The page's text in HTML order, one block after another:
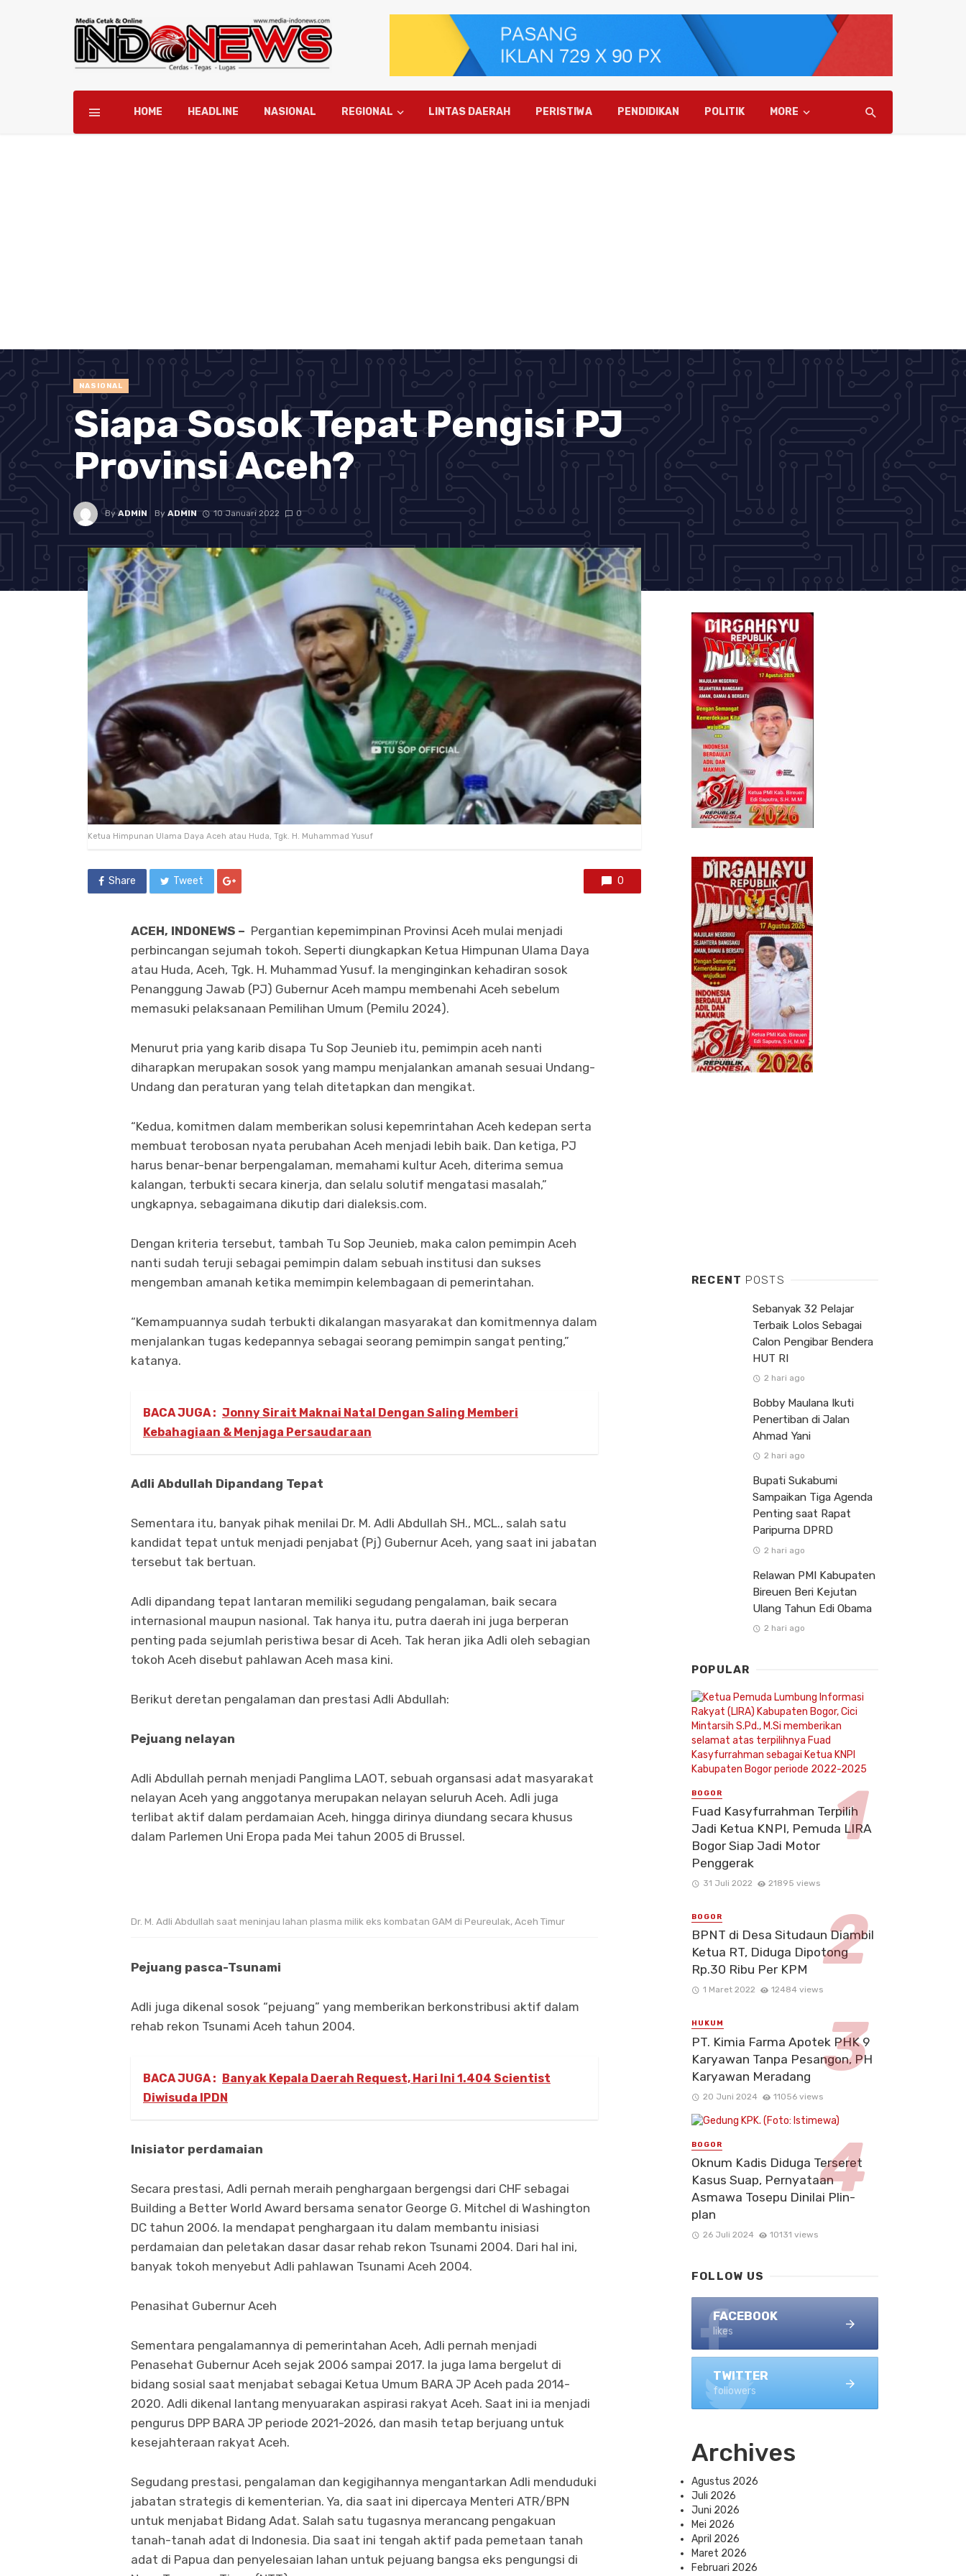
HOME HEADLINE NASIONAL REGIONAL LINTAS DAERAH PERISTIWA PENDIDIKAN POLITIK MORE
NASIONAL
Siapa Sosok Tepat Pengisi PJ
Provinsi Aceh?
ByADMIN ByADMIN 10 Januari 2022 0
Ketua Himpunan Ulama Daya Aceh atau Huda, Tgk. H. Muhammad Yusuf
Share Tweet 0
ACEH, INDONEWS – Pergantian kepemimpinan Provinsi Aceh mulai menjadi
perbincangan sejumah tokoh. Seperti diungkapkan Ketua Himpunan Ulama Daya
atau Huda, Aceh, Tgk. H. Muhammad Yusuf. Ia menginginkan kehadiran sosok
Penanggung Jawab (PJ) Gubernur Aceh mampu membenahi Aceh sebelum
memasuki pelaksanaan Pemilihan Umum (Pemilu 2024).
Menurut pria yang karib disapa Tu Sop Jeunieb itu, pemimpin aceh nanti
diharapkan merupakan sosok yang mampu menjalankan amanah sesuai Undang-
Undang dan peraturan yang telah ditetapkan dan mengikat.
“Kedua, komitmen dalam memberikan solusi kepemrintahan Aceh kedepan serta
membuat terobosan nyata perubahan Aceh menjadi lebih baik. Dan ketiga, PJ
harus benar-benar berpengalaman, memahami kultur Aceh, diterima semua
kalangan, terbukti secara kinerja, dan selalu solutif mengatasi masalah,”
ungkapnya, sebagaimana dikutip dari dialeksis.com.
Dengan kriteria tersebut, tambah Tu Sop Jeunieb, maka calon pemimpin Aceh
nanti sudah teruji sebagai pemimpin dalam sebuah institusi dan sukses
mengemban amanah ketika memimpin kelembagaan di pemerintahan.
“Kemampuannya sudah terbukti dikalangan masyarakat dan komitmennya dalam
menjalankan tugas kedepannya sebagai seorang pemimpin sangat penting,”
katanya.
BACA JUGA : Jonny Sirait Maknai Natal Dengan Saling Memberi
Kebahagiaan & Menjaga Persaudaraan
Adli Abdullah Dipandang Tepat
Sementara itu, banyak pihak menilai Dr. M. Adli Abdullah SH., MCL., salah satu
kandidat tepat untuk menjadi penjabat (Pj) Gubernur Aceh, yang saat ini jabatan
tersebut tak bertuan.
Adli dipandang tepat lantaran memiliki segudang pengalaman, baik secara
internasional maupun nasional. Tak hanya itu, putra daerah ini juga berperan
penting pada sejumlah peristiwa besar di Aceh. Tak heran jika Adli oleh sebagian
tokoh Aceh disebut pahlawan Aceh masa kini.
Berikut deretan pengalaman dan prestasi Adli Abdullah:
Pejuang nelayan
Adli Abdullah pernah menjadi Panglima LAOT, sebuah organsasi adat masyarakat
nelayan Aceh yang anggotanya merupakan nelayan seluruh Aceh. Adli juga
terlibat aktif dalam perdamaian Aceh, hingga dirinya diundang secara khusus
dalam Parlemen Uni Eropa pada Mei tahun 2005 di Brussel.
Dr. M. Adli Abdullah saat meninjau lahan plasma milik eks kombatan GAM di Peureulak, Aceh Timur
Pejuang pasca-Tsunami
Adli juga dikenal sosok “pejuang” yang memberikan berkonstribusi aktif dalam
rehab rekon Tsunami Aceh tahun 2004.
BACA JUGA :
Banyak Kepala Daerah Request, Hari Ini 1.404 Scientist
Diwisuda IPDN
Inisiator perdamaian
Secara prestasi, Adli pernah meraih penghargaan bergengsi dari CHF sebagai
Building a Better World Award bersama senator George G. Mitchel di Washington
DC tahun 2006. Ia mendapat penghargaan itu dalam membantu inisiasi
perdamaian dan peletakan dasar dasar rehab rekon Tsunami 2004. Dari hal ini,
banyak tokoh menyebut Adli pahlawan Tsunami Aceh 2004.
Penasihat Gubernur Aceh
Sementara pengalamannya di pemerintahan Aceh, Adli pernah menjadi
Penasehat Gubernur Aceh sejak 2006 sampai 2017. Ia juga lama bergelut di
bidang sosial saat menjabat sebagai Ketua Umum BARA JP Aceh pada 2014-
2020. Adli dikenal lantang menyuarakan aspirasi rakyat Aceh. Saat ini ia menjadi
pengurus DPP BARA JP periode 2021-2026, dan masih tetap berjuang untuk
kesejahteraan rakyat Aceh.
Segudang prestasi, pengalaman dan kegigihannya mengantarkan Adli menduduki
jabatan strategis di kementerian. Ya, dia saat ini dipercaya Menteri ATR/BPN
untuk menjabat Bidang Adat. Salah satu tugasnya merancang pengakuan
tanah-tanah adat di Indonesia. Dia saat ini tengah aktif pada pemetaan tanah
adat di Papua dan penyelesaian lahan untuk pejuang bangsa eks pengungsi di
RECENT POSTS
Sebanyak 32 Pelajar
Terbaik Lolos Sebagai
Calon Pengibar Bendera
HUT RI
2 hari ago
Bobby Maulana Ikuti
Penertiban di Jalan
Ahmad Yani
2 hari ago
Bupati Sukabumi
Sampaikan Tiga Agenda
Penting saat Rapat
Paripurna DPRD
2 hari ago
Relawan PMI Kabupaten
Bireuen Beri Kejutan
Ulang Tahun Edi Obama
2 hari ago
POPULAR
BOGOR
Fuad Kasyfurrahman Terpilih
Jadi Ketua KNPI, Pemuda LIRA
Bogor Siap Jadi Motor
Penggerak
31 Juli 2022 21895 views
BOGOR
BPNT di Desa Situdaun Diambil
Ketua RT, Diduga Dipotong
Rp.30 Ribu Per KPM
1 Maret 2022 12484 views
HUKUM
PT. Kimia Farma Apotek PHK 9
Karyawan Tanpa Pesangon, PH
Karyawan Meradang
20 Juni 2024 11056 views
BOGOR
Oknum Kadis Diduga Terseret
Kasus Suap, Pernyataan
Asmawa Tosepu Dinilai Plin-
plan
26 Juli 2024 10131 views
FOLLOW US
FACEBOOK
likes
TWITTER
followers
Archives
Agustus 2026
Juli 2026
Juni 2026
Mei 2026
April 2026
Maret 2026
Februari 2026